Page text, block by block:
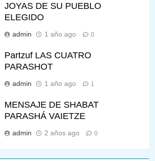
JOYAS DE SU PUEBLO
ELEGIDO
admin 1 año ago 0
Partzuf LAS CUATRO
PARASHOT
admin 1 año ago 1
MENSAJE DE SHABAT
PARASHÁ VAIETZE
admin 2 años ago 0